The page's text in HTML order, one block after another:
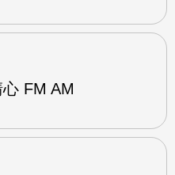
FM AM